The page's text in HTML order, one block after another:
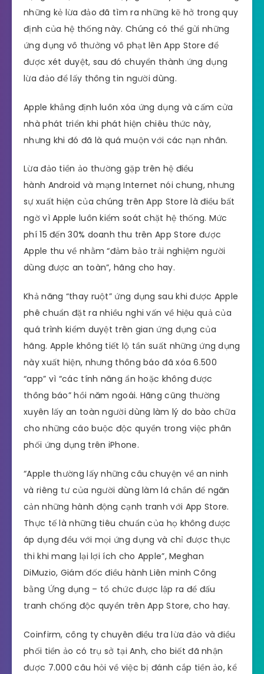
những kẻ lừa đảo đã tìm ra những kẽ hở trong quy
định của hệ thống này. Chúng có thể gửi những
ứng dụng vô thưởng vô phạt lên App Store để
được xét duyệt, sau đó chuyển thành ứng dụng
lừa đảo để lấy thông tin người dùng.
Apple khẳng định luôn xóa ứng dụng và cấm cửa
nhà phát triển khi phát hiện chiêu thức này,
nhưng khi đó đã là quá muộn với các nạn nhân.
Lừa đảo tiền ảo thường gặp trên hệ điều
hành Android và mạng Internet nói chung, nhưng
sự xuất hiện của chúng trên App Store là điều bất
ngờ vì Apple luôn kiểm soát chặt hệ thống. Mức
phí 15 đến 30% doanh thu trên App Store được
Apple thu về nhằm “đảm bảo trải nghiệm người
dùng được an toàn”, hãng cho hay.
Khả năng “thay ruột” ứng dụng sau khi được Apple
phê chuẩn đặt ra nhiều nghi vấn về hiệu quả của
quá trình kiểm duyệt trên gian ứng dụng của
hãng. Apple không tiết lộ tần suất những ứng dụng
này xuất hiện, nhưng thông báo đã xóa 6.500
“app” vì “các tính năng ẩn hoặc không được
thông báo” hồi năm ngoái. Hãng cũng thường
xuyên lấy an toàn người dùng làm lý do bào chữa
cho những cáo buộc độc quyền trong việc phân
phối ứng dụng trên iPhone.
“Apple thường lấy những câu chuyện về an ninh
và riêng tư của người dùng làm lá chắn để ngăn
cản những hành động cạnh tranh với App Store.
Thực tế là những tiêu chuẩn của họ không được
áp dụng đều với mọi ứng dụng và chỉ được thực
thi khi mang lại lợi ích cho Apple”, Meghan
DiMuzio, Giám đốc điều hành Liên minh Công
bằng Ứng dụng – tổ chức được lập ra để đấu
tranh chống độc quyền trên App Store, cho hay.
Coinfirm, công ty chuyên điều tra lừa đảo và điều
phối tiền ảo có trụ sở tại Anh, cho biết đã nhận
được 7.000 câu hỏi về việc bị đánh cắp tiền ảo, kể